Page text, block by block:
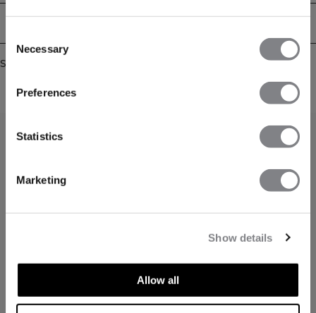
Selection
Necessary
Preferences
Statistics
Marketing
Show details
Allow all
Similar products